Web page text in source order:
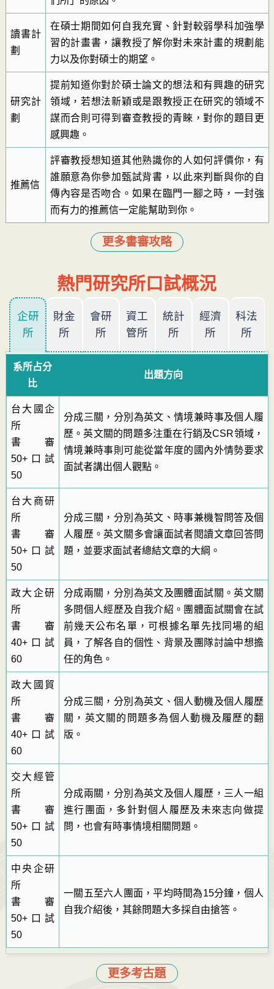
讀書計
劃
在碩士期間如何自我充實、針對較弱學科加強學
習的計畫書，讓教授了解你對未來計畫的規劃能
力以及你對碩士的期望。
研究計
劃
提前知道你對於碩士論文的想法和有興趣的研究
領域，若想法新穎或是跟教授正在研究的領域不
謀而合則可得到審查教授的青睞，對你的題目更
感興趣。
推薦信
評審教授想知道其他熟識你的人如何評價你，有
誰願意為你參加甄試背書，以此來判斷與你的自
傳內容是否吻合。如果在臨門一腳之時，一封強
而有力的推薦信一定能幫助到你。
更多書審攻略
熱門研究所口試概況
企研
所
財金
所
會研
所
資工
管所
統計
所
經濟
所
科法
所
系所占分
比
出題方向
台大國企
所
書審
50+口試
50
分成三關，分別為英文、情境兼時事及個人履
歷。英文關的問題多注重在行銷及CSR領域，
情境兼時事則可能從當年度的國內外情勢要求
面試者講出個人觀點。
台大商研
所
書審
50+口試
50
分成三關，分別為英文、時事兼機智問答及個
人履歷。英文關多會讓面試者閱讀文章回答問
題，並要求面試者總結文章的大綱。
政大企研
所
書審
40+口試
60
分成兩關，分別為英文及團體面試關。英文關
多問個人經歷及自我介紹。團體面試關會在試
前幾天公布名單，可根據名單先找同場的組
員，了解各自的個性、背景及團隊討論中想擔
任的角色。
政大國貿
所
書審
40+口試
60
分成三關，分別為英文、個人動機及個人履歷
關，英文關的問題多為個人動機及履歷的翻
版。
交大經管
所
書審
50+口試
50
分成兩關，分別為英文及個人履歷，三人一組
進行團面，多針對個人履歷及未來志向做提
問，也會有時事情境相關問題。
中央企研
所
書審
50+口試
50
一關五至六人團面，平均時間為15分鐘，個人
自我介紹後，其餘問題大多採自由搶答。
更多考古題